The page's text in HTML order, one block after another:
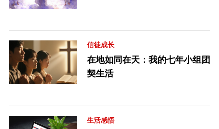
信徒成长
在地如同在天：我的七年小组团
契生活
生活感悟